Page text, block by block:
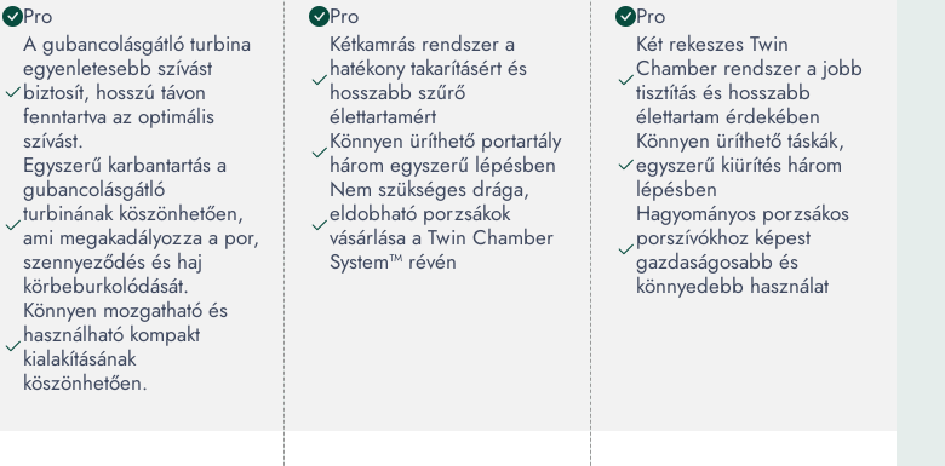
Pro
A gubancolásgátló turbina
egyenletesebb szívást
biztosít, hosszú távon
fenntartva az optimális
szívást.
Egyszerű karbantartás a
gubancolásgátló
turbinának köszönhetően,
ami megakadályozza a por,
szennyeződés és haj
körbeburkolódását.
Könnyen mozgatható és
használható kompakt
kialakításának
köszönhetően.
Pro
Kétkamrás rendszer a
hatékony takarításért és
hosszabb szűrő
élettartamért
Könnyen üríthető portartály
három egyszerű lépésben
Nem szükséges drága,
eldobható porzsákok
vásárlása a Twin Chamber
System™ révén
Pro
Két rekeszes Twin
Chamber rendszer a jobb
tisztítás és hosszabb
élettartam érdekében
Könnyen üríthető táskák,
egyszerű kiürítés három
lépésben
Hagyományos porzsákos
porszívókhoz képest
gazdaságosabb és
könnyedebb használat